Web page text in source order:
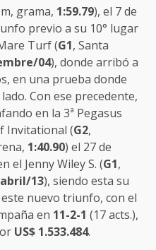
grama, 1:59.79), el 7 de
previo a su 10° lugar
Turf (G1, Santa
04), donde arribó a
en una prueba donde
Con ese precedente,
en la 3ª Pegasus
Invitational (G2,
1:40.90) el 27 de
el Jenny Wiley S. (G1,
abril/13), siendo esta su
nuevo triunfo, con el
en 11-2-1 (17 acts.),
US$ 1.533.484.